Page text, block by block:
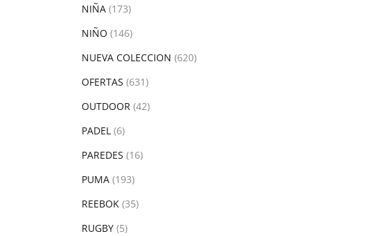
NIÑA (173)
NIÑO (146)
NUEVA COLECCION (620)
OFERTAS (631)
OUTDOOR (42)
PADEL (6)
PAREDES (16)
PUMA (193)
REEBOK (35)
RUGBY (5)